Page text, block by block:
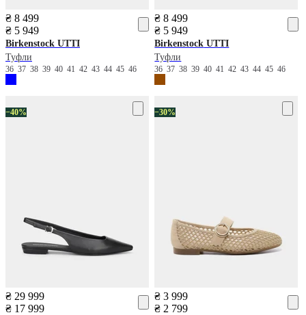
₴ 8 499
₴ 5 949
Birkenstock UTTI
Туфли
36 37 38 39 40 41 42 43 44 45 46
₴ 8 499
₴ 5 949
Birkenstock UTTI
Туфли
3637383940414243444546
−40%
₴ 29 999
₴ 17 999
−30%
₴ 3 999
₴ 2 799